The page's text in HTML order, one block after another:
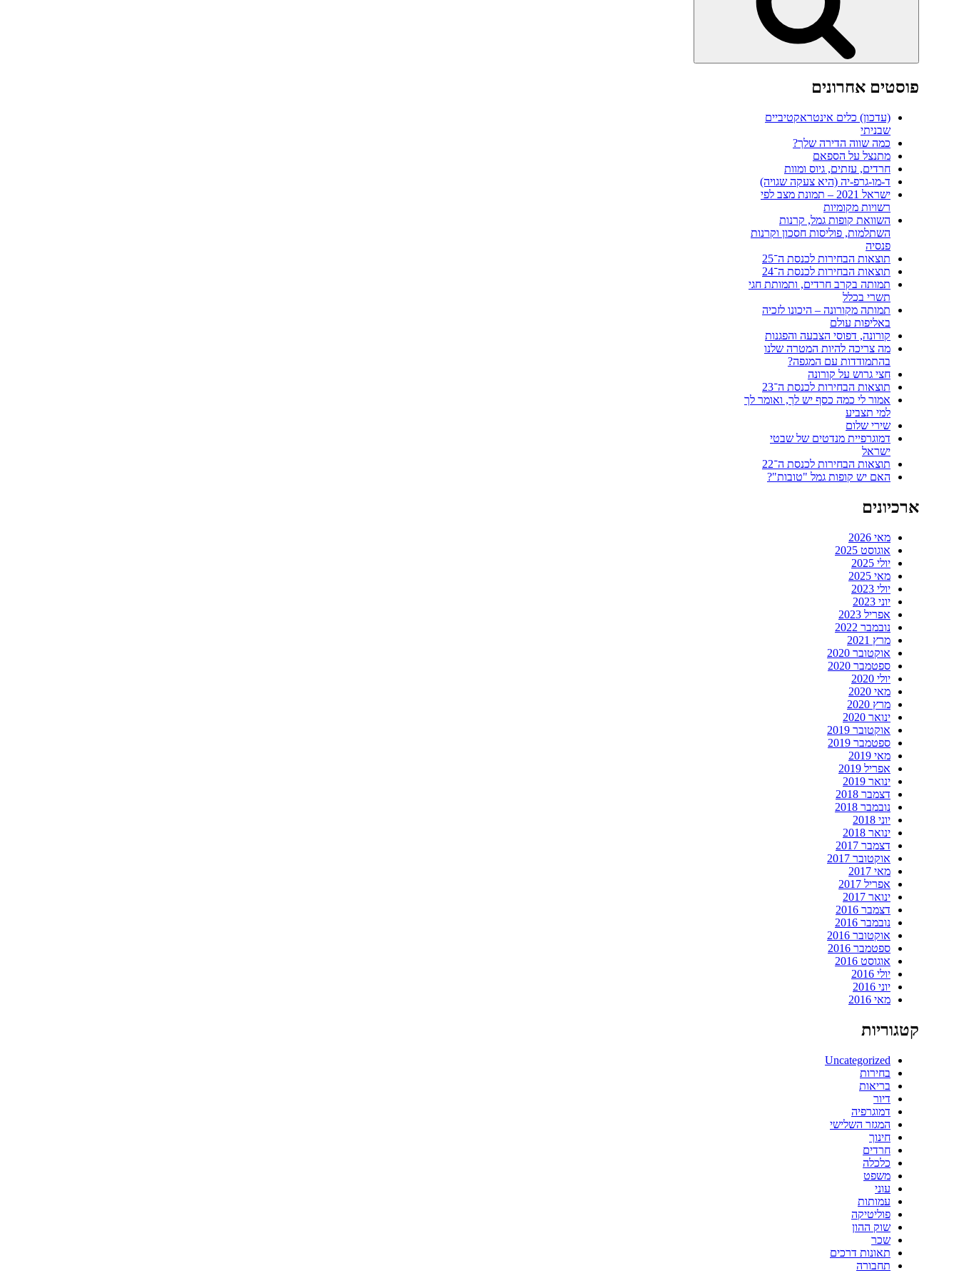
פוסטים אחרונים
(עדכון) כלים אינטראקטיביים
שבניתי
כמה שווה הדירה שלך?
מתנצל על הספאם
חרדים, עזתים, גיוס ומוות
ד-מו-גרפ-יה (היא צעקה שגויה)
ישראל 2021 – תמונת מצב לפי
רשויות מקומיות
השוואת קופות גמל, קרנות
השתלמות, פוליסות חסכון וקרנות
פנסיה
תוצאות הבחירות לכנסת ה־25
תוצאות הבחירות לכנסת ה־24
תמותה בקרב חרדים, ותמותת חגי
תשרי בכלל
תמותה מקורונה – היכונו לזכיה
באליפות עולם
קורונה, דפוסי הצבעה והפגנות
מה צריכה להיות המטרה שלנו
בהתמודדות עם המגפה?
חצי גרוש על קורונה
תוצאות הבחירות לכנסת ה־23
אמור לי כמה כסף יש לך, ואומר לך
למי תצביע
שירי שלום
דמוגרפיית מנדטים של שבטי
ישראל
תוצאות הבחירות לכנסת ה־22
האם יש קופות גמל "טובות"?
ארכיונים
מאי 2026
אוגוסט 2025
יולי 2025
מאי 2025
יולי 2023
יוני 2023
אפריל 2023
נובמבר 2022
מרץ 2021
אוקטובר 2020
ספטמבר 2020
יולי 2020
מאי 2020
מרץ 2020
ינואר 2020
אוקטובר 2019
ספטמבר 2019
מאי 2019
אפריל 2019
ינואר 2019
דצמבר 2018
נובמבר 2018
יוני 2018
ינואר 2018
דצמבר 2017
אוקטובר 2017
מאי 2017
אפריל 2017
ינואר 2017
דצמבר 2016
נובמבר 2016
אוקטובר 2016
ספטמבר 2016
אוגוסט 2016
יולי 2016
יוני 2016
מאי 2016
קטגוריות
Uncategorized
בחירות
בריאות
דיור
דמוגרפיה
המגזר השלישי
חינוך
חרדים
כלכלה
משפט
עוני
עמותות
פוליטיקה
שוק ההון
שכר
תאונות דרכים
תחבורה